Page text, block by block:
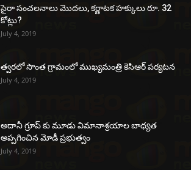
సైరా సంచలనాలు మొదలు, కర్ణాటక హక్కులు రూ. 32
కోట్లు?
July 4, 2019
త్వరలో సొంత గ్రామంలో ముఖ్యమంత్రి కెసిఆర్ పర్యటన
July 4, 2019
అదానీ గ్రూప్ కు మూడు విమానాశ్రయాల బాధ్యత
అప్పగించిన మోడీ ప్రభుత్వం
July 4, 2019